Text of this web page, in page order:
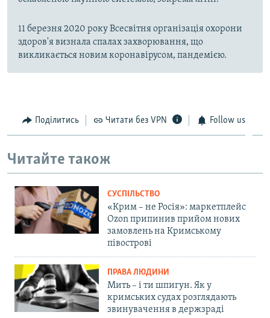
11 березня 2020 року Всесвітня організація охорони
здоров'я визнала спалах захворювання, що
викликається новим коронавірусом, пандемією.
Поділитись Читати без VPN Follow us
Читайте також
СУСПІЛЬСТВО
«Крим – не Росія»: маркетплейс
Ozon припинив прийом нових
замовлень на Кримському
півострові
ПРАВА ЛЮДИНИ
Мить – і ти шпигун. Як у
кримських судах розглядають
звинувачення в держзраді